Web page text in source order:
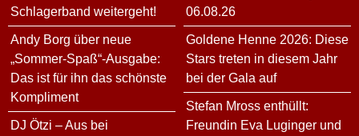
Schlagerband weitergeht!
Andy Borg über neue
„Sommer-Spaß“-Ausgabe:
Das ist für ihn das schönste
Kompliment
DJ Ötzi – Aus bei
06.08.26
Goldene Henne 2026: Diese
Stars treten in diesem Jahr
bei der Gala auf
Stefan Mross enthüllt:
Freundin Eva Luginger und